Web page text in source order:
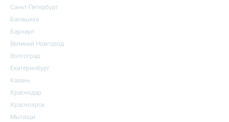
Санкт-Петербург
Балашиха
Барнаул
Великий Новгород
Волгоград
Екатеринбург
Казань
Краснодар
Красноярск
Мытищи